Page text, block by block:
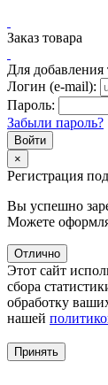
Заказ товара
Для добавления
Логин (e-mail):
Пароль:
Забыли пароль?
×
Регистрация
Вы успешно
Можете
Отлично
Этот сайт
сбора
обработку
нашей
Принять